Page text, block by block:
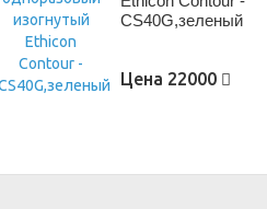
CS40G,зеленый
Цена 22000